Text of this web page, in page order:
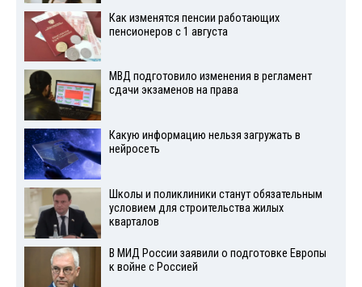
Как изменятся пенсии работающих
пенсионеров с 1 августа
МВД подготовило изменения в регламент
сдачи экзаменов на права
Какую информацию нельзя загружать в
нейросеть
Школы и поликлиники станут обязательным
условием для строительства жилых
кварталов
В МИД России заявили о подготовке Европы
к войне с Россией